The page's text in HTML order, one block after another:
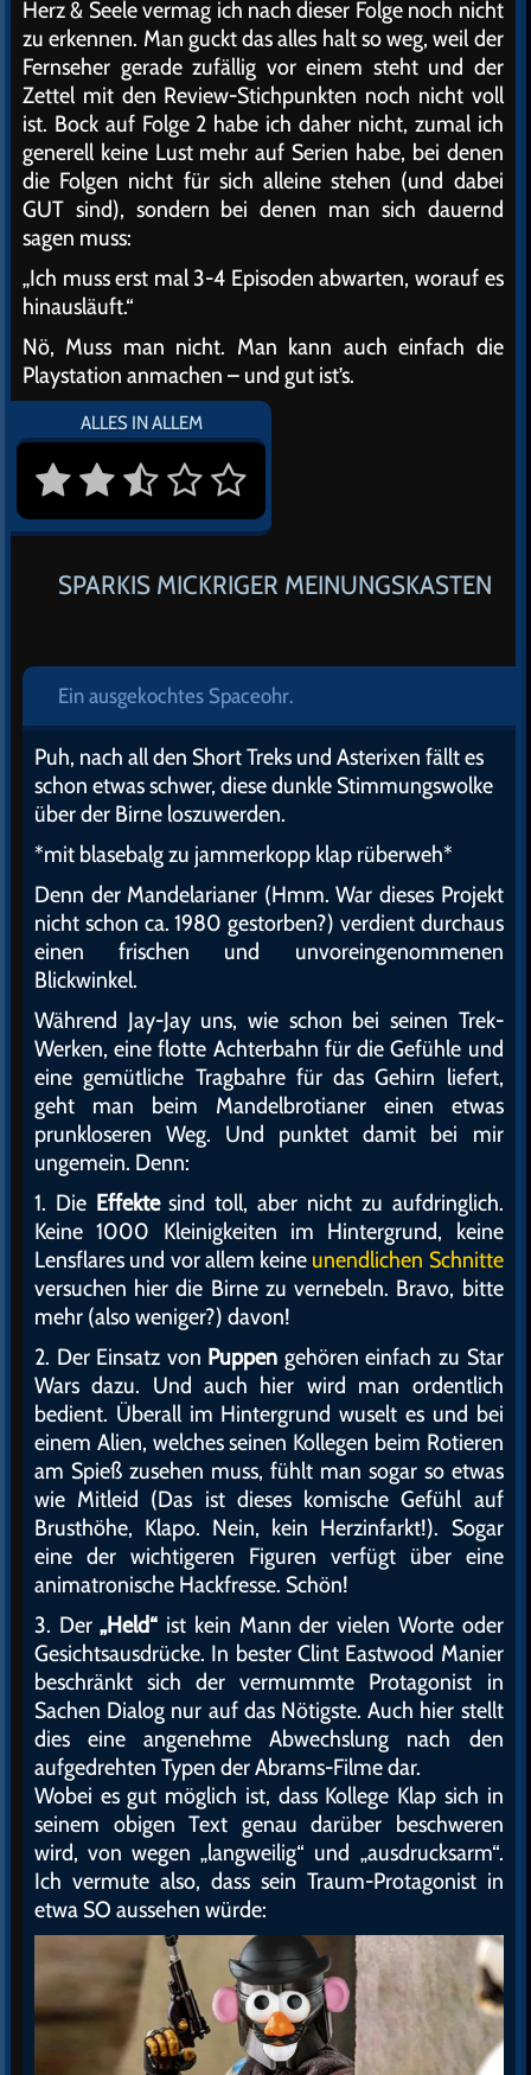
Herz & Seele vermag ich nach dieser Folge noch nicht
zu erkennen. Man guckt das alles halt so weg, weil der
Fernseher gerade zufällig vor einem steht und der
Zettel mit den Review-Stichpunkten noch nicht voll
ist. Bock auf Folge 2 habe ich daher nicht, zumal ich
generell keine Lust mehr auf Serien habe, bei denen
die Folgen nicht für sich alleine stehen (und dabei
GUT sind), sondern bei denen man sich dauernd
sagen muss:
„Ich muss erst mal 3-4 Episoden abwarten, worauf es
hinausläuft.“
Nö, Muss man nicht. Man kann auch einfach die
Playstation anmachen – und gut ist’s.
ALLES IN ALLEM
SPARKIS MICKRIGER MEINUNGSKASTEN
Ein ausgekochtes Spaceohr.
Puh, nach all den Short Treks und Asterixen fällt es
schon etwas schwer, diese dunkle Stimmungswolke
über der Birne loszuwerden.
*mit blasebalg zu jammerkopp klap rüberweh*
Denn der Mandelarianer (Hmm. War dieses Projekt
nicht schon ca. 1980 gestorben?) verdient durchaus
einen frischen und unvoreingenommenen
Blickwinkel.
Während Jay-Jay uns, wie schon bei seinen Trek-
Werken, eine flotte Achterbahn für die Gefühle und
eine gemütliche Tragbahre für das Gehirn liefert,
geht man beim Mandelbrotianer einen etwas
prunkloseren Weg. Und punktet damit bei mir
ungemein. Denn:
1. Die Effektesind toll, aber nicht zu aufdringlich.
Keine 1000 Kleinigkeiten im Hintergrund, keine
Lensflares und vor allem keine unendlichen Schnitte
versuchen hier die Birne zu vernebeln. Bravo, bitte
mehr (also weniger?) davon!
2. Der Einsatz von Puppen gehören einfach zu Star
Wars dazu. Und auch hier wird man ordentlich
bedient. Überall im Hintergrund wuselt es und bei
einem Alien, welches seinen Kollegen beim Rotieren
am Spieß zusehen muss, fühlt man sogar so etwas
wie Mitleid (Das ist dieses komische Gefühl auf
Brusthöhe, Klapo. Nein, kein Herzinfarkt!). Sogar
eine der wichtigeren Figuren verfügt über eine
animatronische Hackfresse. Schön!
3. Der„Held“ ist kein Mann der vielen Worte oder
Gesichtsausdrücke. In bester Clint Eastwood Manier
beschränkt sich der vermummte Protagonist in
Sachen Dialog nur auf das Nötigste. Auch hier stellt
dies eine angenehme Abwechslung nach den
aufgedrehten Typen der Abrams-Filme dar.
Wobei es gut möglich ist, dass Kollege Klap sich in
seinem obigen Text genau darüber beschweren
wird, von wegen „langweilig“ und „ausdrucksarm“.
Ich vermute also, dass sein Traum-Protagonist in
etwa SO aussehen würde: